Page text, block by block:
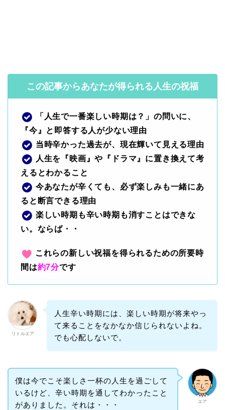
この記事からあなたが得られる人生の祝福
「人生で一番楽しい時期は？」の問いに、
『今』と即答する人が少ない理由
当時辛かった過去が、現在輝いて見える理由
人生を『映画』や『ドラマ』に置き換えて考
えるとわかること
今あなたが辛くても、必ず楽しみも一緒にあ
ると断言できる理由
楽しい時期も辛い時期も消すことはできな
い。ならば・・
これらの新しい祝福を得られるための所要時
間は約7分です
リトルエア
人生辛い時期には、楽しい時期が将来やっ
て来ることをなかなか信じられないよね。
でも心配しないで。
エア
僕は今でこそ楽しさ一杯の人生を過ごして
いるけど、辛い時期を通してわかったこと
がありました。それは・・・